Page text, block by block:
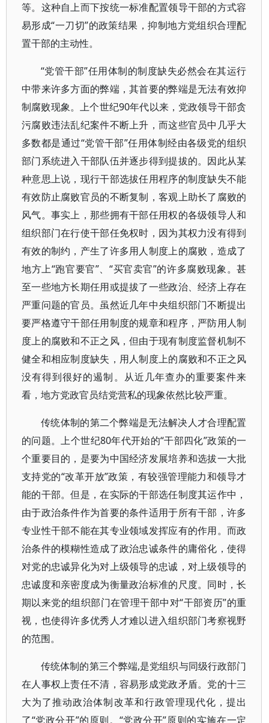
等。这种自上而下按统一标准配置领导干部的方式容
易形成“一刀切”的政策结果，抑制地方党组织合理配
置干部的主动性。
“党管干部”任用体制的制度缺失必然会在其运行
中带来许多方面的弊端，其首要的弊端是无法有效抑
制腐败现象。上个世纪90年代以来，党政领导干部贪
污腐败违法乱纪案件不断上升，而这些官员中几乎大
多数都是通过“党管干部”任用体制经由各级党的组织
部门系统进入干部队伍并逐步得到提拔的。因此从某
种意思上说，现行干部选拔任用程序的制度缺失不能
有效防止腐败官员的不断复制，客观上助长了腐败的
风气。事实上，那些拥有干部任用权的各级领导人和
组织部门在行使干部任免权时，因为其权力没有得到
有效的制约，产生了许多用人制度上的腐败，造成了
地方上“跑官要官”、“买官卖官”的许多腐败现象。甚
至一些地方长期任用或提拔了一些政治、经济上存在
严重问题的官员。虽然近几年中央组织部门不断提出
要严格遵守干部任用制度的规章和程序，严防用人制
度上的腐败和不正之风，但由于现有制度监督机制不
健全和相应制度缺失，用人制度上的腐败和不正之风
没有得到很好的遏制。从近几年查办的重要案件来
看，地方党政官员结党营私的现象依然比较严重。
传统体制的第二个弊端是无法解决人才合理配置
的问题。上个世纪80年代开始的“干部四化”政策的一
个重要目的，是要为中国经济发展培养和选拔一大批
支持党的“改革开放”政策，有较强管理能力和领导才
能的干部。但是，在实际的干部选任制度其运作中，
由于政治条件作为首要的条件适用于所有干部，许多
专业性干部不能在其专业领域发挥应有的作用。而政
治条件的模糊性造成了政治忠诚条件的庸俗化，使得
对党的忠诚异化为对上级领导的忠诚，对上级领导的
忠诚度和亲密度成为衡量政治标准的尺度。同时，长
期以来党的组织部门在管理干部中对“干部资历”的重
视，也使得许多优秀人才难以进入组织部门考察视野
的范围。
传统体制的第三个弊端,是党组织与同级行政部门
在人事权上责任不清，容易形成党政矛盾。党的十三
大为了推动政治体制改革和行政管理现代化，提出
了“党政分开”的原则。“党政分开”原则的实施在一定